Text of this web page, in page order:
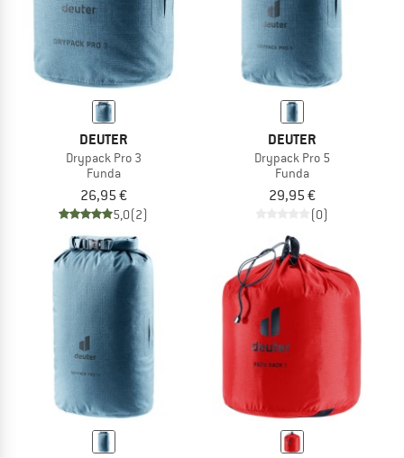
DEUTER
Drypack Pro 3
Funda
26,95 €
5,0(2)
DEUTER
Drypack Pro 5
Funda
29,95 €
(0)